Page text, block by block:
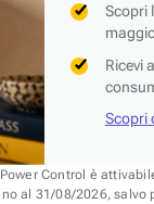
Scopri
Ricevi
Scopri
Control è
al 31/08/2026,